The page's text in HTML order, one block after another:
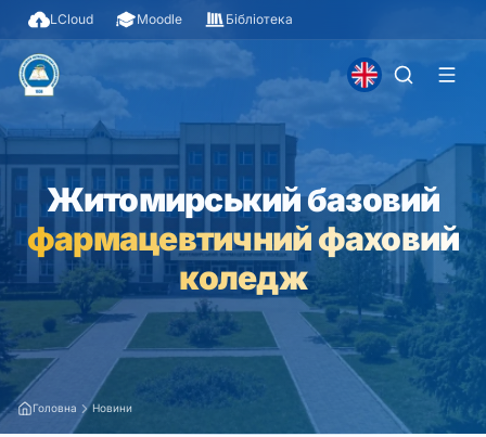
LCloud Moodle Бібліотека
Житомирський базовий
фармацевтичний фаховий
коледж
Головна Новини